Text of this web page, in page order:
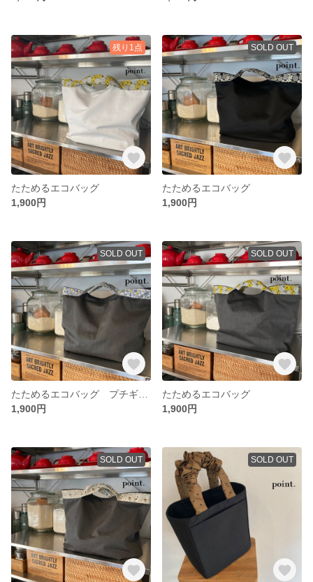
残り1点
たためるエコバッグ
1,900円
SOLD OUT
たためるエコバッグ
1,900円
SOLD OUT
1,900円
SOLD OUT
たためるエコバッグ
1,900円
SOLD OUT SOLD OUT